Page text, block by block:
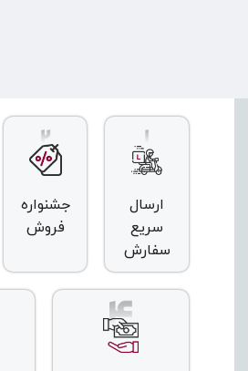
ارسال
سریع
سفارش
جشنواره
فروش